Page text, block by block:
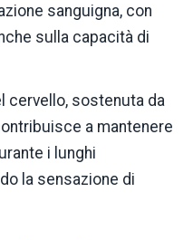
sanguigna, con
sulla capacità di
cervello, sostenuta da
a mantenere
i lunghi
la sensazione di